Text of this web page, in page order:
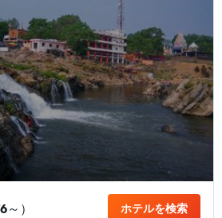
​～） ホテルを検索